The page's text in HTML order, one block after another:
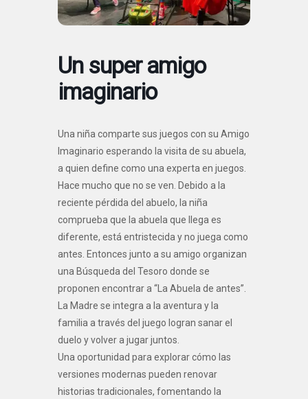
Un super amigo
imaginario
Una niña comparte sus juegos con su Amigo
Imaginario esperando la visita de su abuela,
a quien define como una experta en juegos.
Hace mucho que no se ven. Debido a la
reciente pérdida del abuelo, la niña
comprueba que la abuela que llega es
diferente, está entristecida y no juega como
antes. Entonces junto a su amigo organizan
una Búsqueda del Tesoro donde se
proponen encontrar a “La Abuela de antes”.
La Madre se integra a la aventura y la
familia a través del juego logran sanar el
duelo y volver a jugar juntos.
Una oportunidad para explorar cómo las
versiones modernas pueden renovar
historias tradicionales, fomentando la